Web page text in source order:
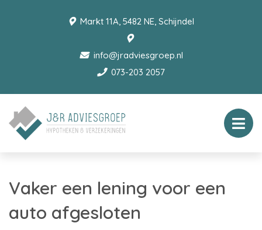
Markt 11A, 5482 NE, Schijndel
info@jradviesgroep.nl
073-203 2057
Vaker een lening voor een
auto afgesloten